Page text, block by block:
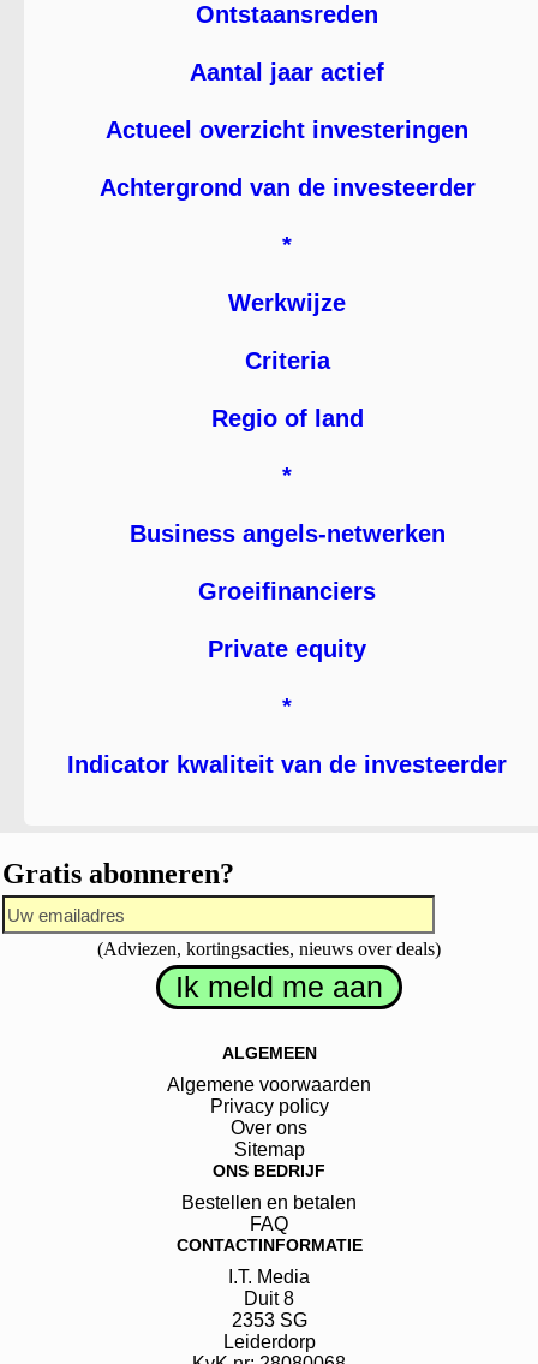
Ontstaansreden
Aantal jaar actief
Actueel overzicht investeringen
Achtergrond van de investeerder
*
Werkwijze
Criteria
Regio of land
*
Business angels-netwerken
Groeifinanciers
Private equity
*
Indicator kwaliteit van de investeerder
Gratis abonneren?
(Adviezen, kortingsacties, nieuws over deals)
ALGEMEEN
Algemene voorwaarden
Privacy policy
Over ons
Sitemap
ONS BEDRIJF
Bestellen en betalen
FAQ
CONTACTINFORMATIE
I.T. Media
Duit8
2353 SG
Leiderdorp